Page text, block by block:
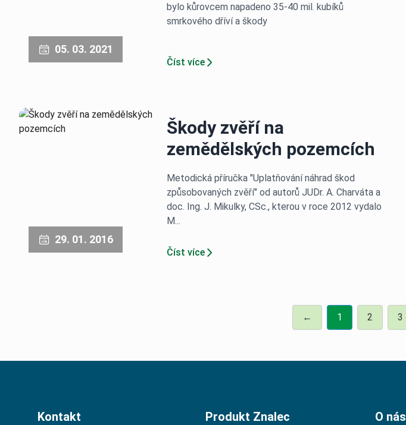
05. 03. 2021
bylo kůrovcem napadeno 35-40 mil. kubíků
smrkového dříví a škody
Číst více
29. 01. 2016
Škody zvěří na
zemědělských pozemcích
Metodická příručka "Uplatňování náhrad škod
způsobovaných zvěří" od autorů JUDr. A. Charváta a
doc. Ing. J. Mikulky, CSc., kterou v roce 2012 vydalo
M...
Číst více
← 1 2 3
Kontakt Produkt Znalec O nás